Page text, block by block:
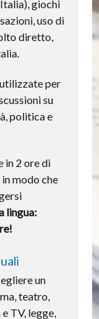
giochi
uso di
diretto,
per
su
politica e
in 2 ore di
modo che
lingua:
un
teatro,
TV, legge,